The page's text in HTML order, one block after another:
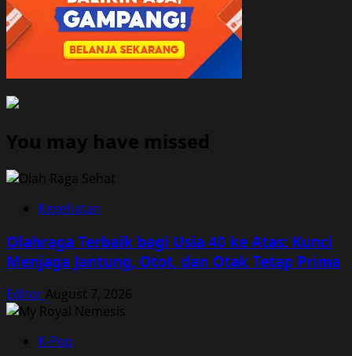
You may have missed
Kesehatan
Olahraga Terbaik bagi Usia 40 ke Atas: Kunci
Menjaga Jantung, Otot, dan Otak Tetap Prima
Editor August 7, 2026
K-Pop